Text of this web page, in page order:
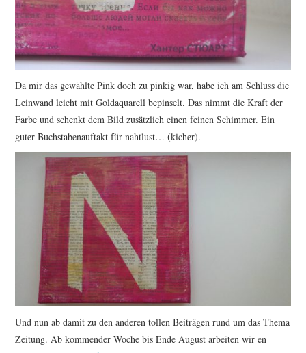
Da mir das gewählte Pink doch zu pinkig war, habe ich am Schluss die
Leinwand leicht mit Goldaquarell bepinselt. Das nimmt die Kraft der
Farbe und schenkt dem Bild zusätzlich einen feinen Schimmer. Ein
guter Buchstabenauftakt für nahtlust… (kicher).
Und nun ab damit zu den anderen tollen Beiträgen rund um das Thema
Zeitung. Ab kommender Woche bis Ende August arbeiten wir en